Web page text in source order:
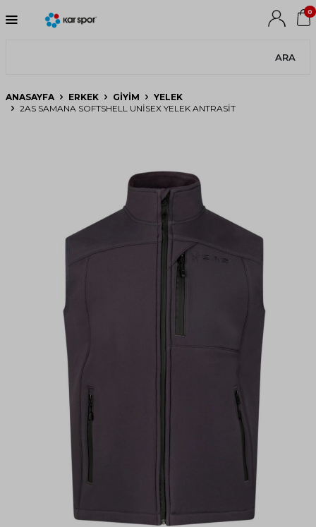
ARA
0
ANASAYFA ERKEK GIYIM
YELEK
2AS SAMANA SOFTSHELL UNISEX YELEK ANTRASIT